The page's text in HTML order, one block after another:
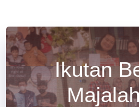
Ikutan